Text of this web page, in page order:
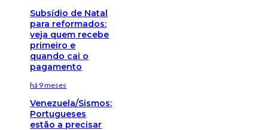
Subsídio de Natal
para reformados:
veja quem recebe
primeiro e
quando cai o
pagamento
há 9 meses
Venezuela/Sismos:
Portugueses
estão a precisar